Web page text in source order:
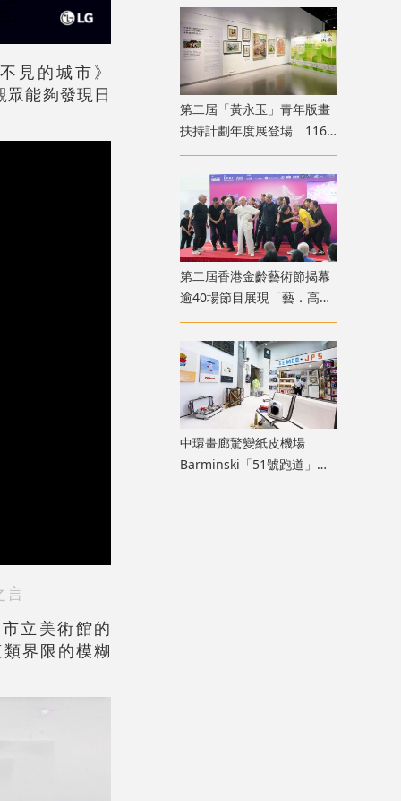
見的城市》
能夠發現日
言
立美術館的
界限的模糊
第二屆「黃永玉」青年版畫
扶持計劃年度展登場 116
位青年創作者共展版畫新貌
第二屆香港金齡藝術節揭幕
逾40場節目展現「藝．高齡
膽大」生命力
中環畫廊驚變紙皮機場
Barminski「51號跑道」用